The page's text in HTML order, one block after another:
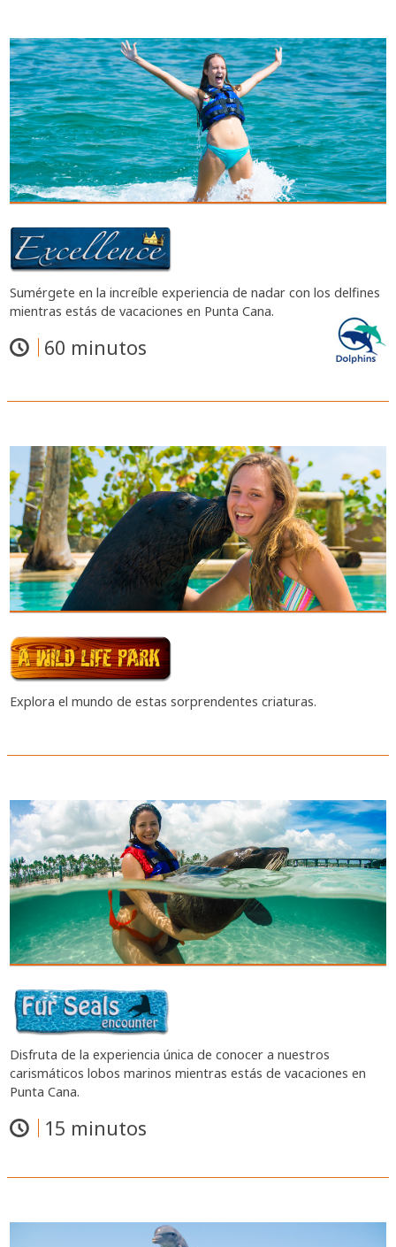
Sumérgete en la increíble experiencia de nadar con los delfines
mientras estás de vacaciones en Punta Cana.
60 minutos
Explora el mundo de estas sorprendentes criaturas.
Disfruta de la experiencia única de conocer a nuestros
carismáticos lobos marinos mientras estás de vacaciones en
Punta Cana.
15 minutos